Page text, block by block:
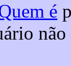
é
não